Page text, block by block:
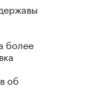
более
об